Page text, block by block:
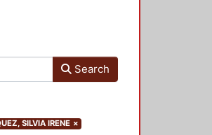
Search
SILVIA IRENE ×